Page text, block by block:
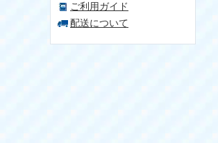
ご利用ガイド
配送について